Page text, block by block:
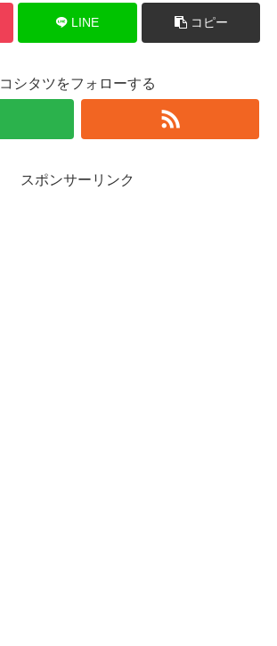
LINE コピー
コシタツをフォローする
スポンサーリンク